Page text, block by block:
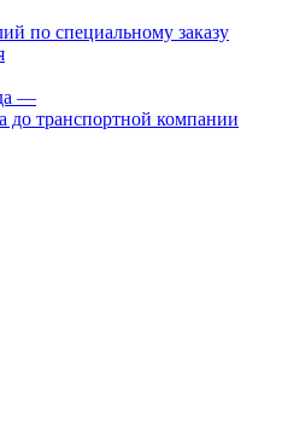
по специальному заказу
—
до транспортной компании